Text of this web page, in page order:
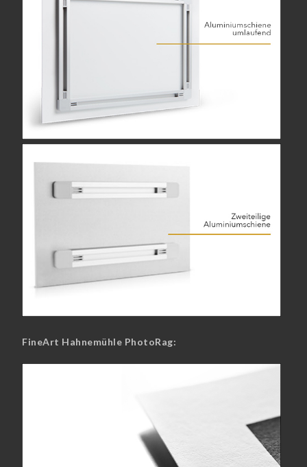
FineArt Hahnemühle PhotoRag: